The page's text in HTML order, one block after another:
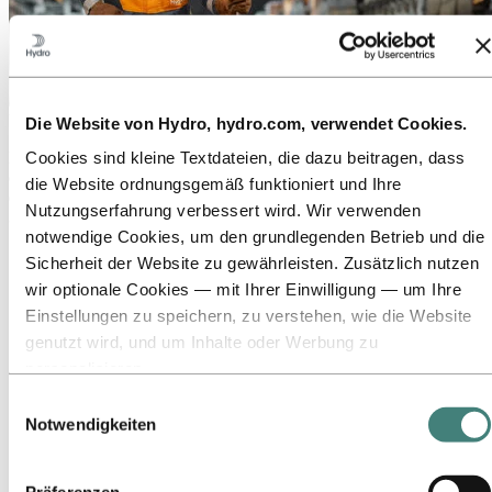
Die Website von Hydro, hydro.com, verwendet Cookies.
Cookies sind kleine Textdateien, die dazu beitragen, dass
die Website ordnungsgemäß funktioniert und Ihre
Nutzungserfahrung verbessert wird. Wir verwenden
notwendige Cookies, um den grundlegenden Betrieb und die
Sicherheit der Website zu gewährleisten. Zusätzlich nutzen
wir optionale Cookies — mit Ihrer Einwilligung — um Ihre
Einstellungen zu speichern, zu verstehen, wie die Website
genutzt wird, und um Inhalte oder Werbung zu
Tools wir für Sicherheits‑, Analyse‑ oder Werbezwecke
verwenden. Diese Drittanbieter können die Informationen,
die sie über Ihre Nutzung unserer Website sammeln, mit
Notwendigkeiten
Über Hydro
Hydro ist ein führendes Unternehmen für Aluminium und
erneuerbare Energien, das Unternehmen und Partnerschaften für
eine nachhaltigere Zukunft aufbaut. Wir beschäftigen
32.000 Mitarbeiter an mehr als 140 Standorten in 40 Ländern.
Zu:
Aluminium
Produkte
Branchen, in denen wir tätig sind
Über Aluminium
Innovationen, Forschung und Entwicklung
ALUMINIUM 2026
Zu:Nachhaltigkeit
Roadmap zur Klimaneutralität